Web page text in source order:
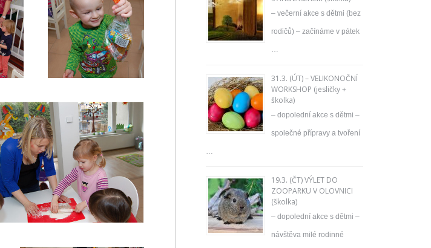
HLEDÁNÍ-
ODMĚN-OD-
ZAJÍČKA3
PEČENÍ-PERNÍČKŮ
– večerní akce s dětmi (bez
rodičů) – začínáme v pátek
…
31.3. (ÚT) – VELIKONOČNÍ
WORKSHOP (jesličky +
školka)
– dopolední akce s dětmi –
společné přípravy a tvoření
…
19.3. (ČT) VÝLET DO
ZOOPARKU V OLOVNICI
(školka)
– dopolední akce s dětmi –
návštěva milé rodinné